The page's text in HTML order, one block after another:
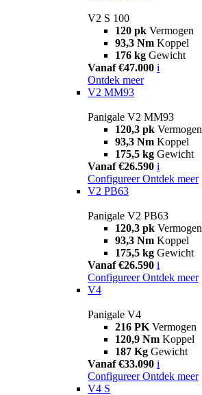
V2 S 100
120 pk Vermogen
93,3 Nm Koppel
176 kg Gewicht
Vanaf €47.000 i
Ontdek meer
V2 MM93
Panigale V2 MM93
120,3 pk Vermogen
93,3 Nm Koppel
175,5 kg Gewicht
Vanaf €26.590 i
Configureer Ontdek meer
V2 PB63
Panigale V2 PB63
120,3 pk Vermogen
93,3 Nm Koppel
175,5 kg Gewicht
Vanaf €26.590 i
Configureer Ontdek meer
V4
Panigale V4
216 PK Vermogen
120,9 Nm Koppel
187 Kg Gewicht
Vanaf €33.090 i
Configureer Ontdek meer
V4 S